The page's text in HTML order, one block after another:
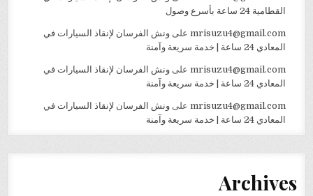
القطامية 24 ساعة بأسرع وصول
mrisuzu4@gmail.comعلى ونش الفرسان لإنقاذ السيارات في
المعادي 24 ساعة | خدمة سريعة وآمنة
mrisuzu4@gmail.comعلى ونش الفرسان لإنقاذ السيارات في
المعادي 24 ساعة | خدمة سريعة وآمنة
mrisuzu4@gmail.comعلى ونش الفرسان لإنقاذ السيارات في
المعادي 24 ساعة | خدمة سريعة وآمنة
Archives